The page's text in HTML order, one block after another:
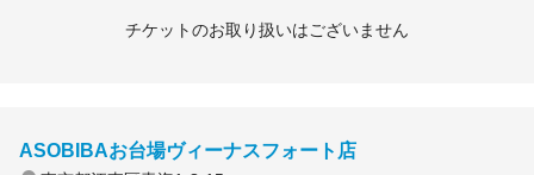
チケットのお取り扱いはございません
ASOBIBAお台場ヴィーナスフォート店